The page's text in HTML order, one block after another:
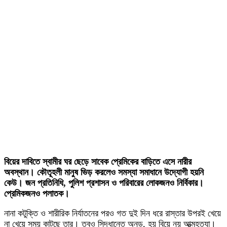
বিয়ের দাবিতে স্বামীর ঘর ছেড়ে সাবেক প্রেমিকের বাড়িতে এসে নারীর
অবস্থান। কৌতূহলী মানুষ ভিড় করলেও সমস্যা সমাধানে উদ্যোগী হয়নি
কেউ। জন প্রতিনিধি, পুলিশ প্রশাসন ও পরিবারের লোকজনও নির্বিকার।
প্রেমিকজনও পলাতক।
নানা কটুক্তি ও শারীরিক নির্যাতনের পরও গত দুই দিন ধরে রাস্তার উপরই খেয়ে
না খেয়ে সময় কাটছে তার। তবুও সিদ্ধান্তে অনড়, হয় বিয়ে নয় আত্মহত্যা।